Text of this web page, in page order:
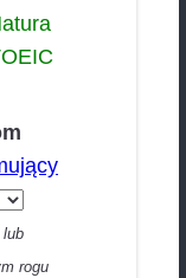
i
podkreślić,
i daj znać